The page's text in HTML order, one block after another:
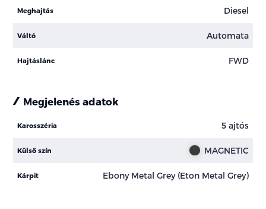
Meghajtás Diesel
Váltó Automata
Hajtáslánc FWD
Megjelenés adatok
Karosszéria 5 ajtós
Külső szín MAGNETIC
Kárpit Ebony Metal Grey (Eton Metal Grey)